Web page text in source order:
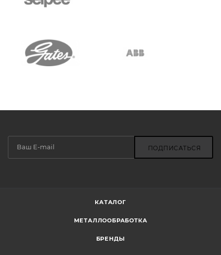
ПОДПИСАТЬСЯ
КАТАЛОГ
МЕТАЛЛООБРАБОТКА
БРЕНДЫ